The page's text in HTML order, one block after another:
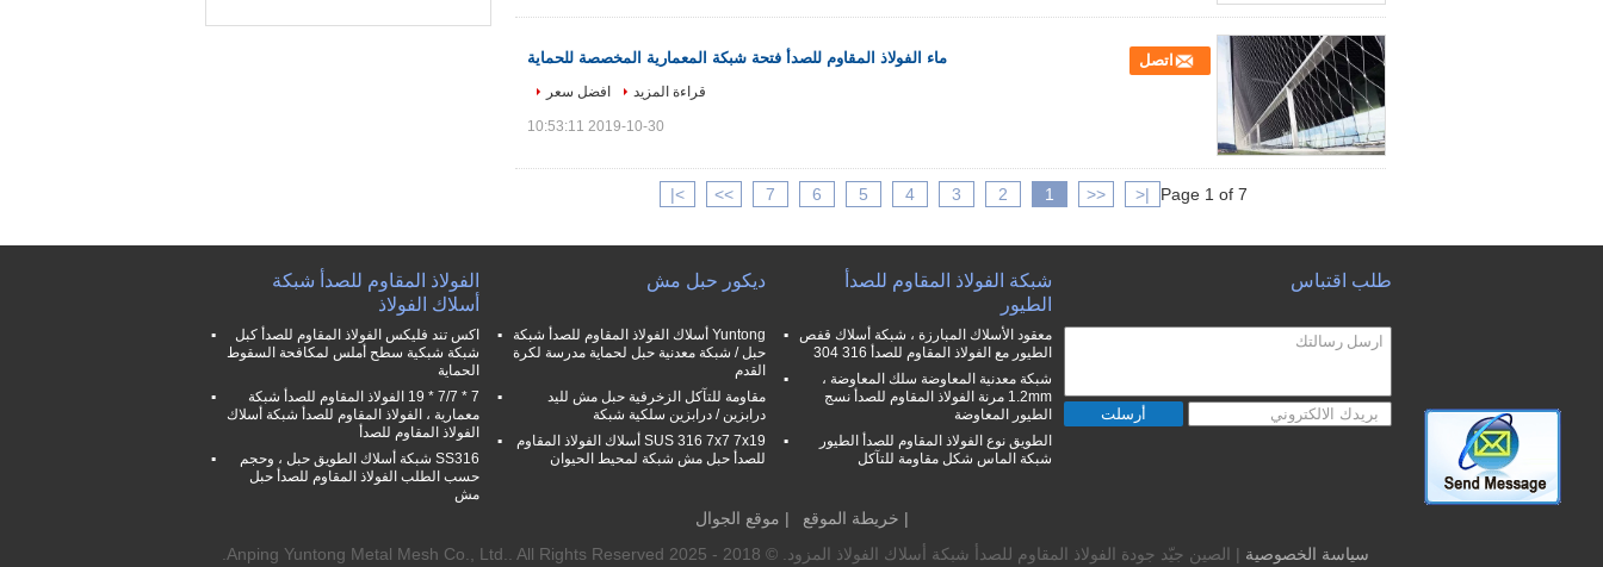
ماء الفولاذ المقاوم للصدأ فتحة شبكة المعمارية المخصصة للحماية اتصل
قراءة المزيد افضل سعر
2019-10-30 10:53:11
Page 1 of 7
|<
<<
1
2
3
4
5
6
7
>>
>|
الفولاذ المقاوم للصدأ شبكة
أسلاك الفولاذ
اكس تند فليكس الفولاذ المقاوم للصدأ كبل
شبكة شبكية سطح أملس لمكافحة السقوط
الحماية
7 * 7/7 * 19 الفولاذ المقاوم للصدأ شبكة
معمارية ، الفولاذ المقاوم للصدأ شبكة أسلاك
الفولاذ المقاوم للصدأ
SS316 شبكة أسلاك الطويق حبل ، وحجم
حسب الطلب الفولاذ المقاوم للصدأ حبل
مش
ديكور حبل مش
Yuntong أسلاك الفولاذ المقاوم للصدأ شبكة
حبل / شبكة معدنية حبل لحماية مدرسة لكرة
القدم
مقاومة للتآكل الزخرفية حبل مش لليد
درابزين / درابزين سلكية شبكة
SUS 316 7x7 7x19 أسلاك الفولاذ المقاوم
للصدأ حبل مش شبكة لمحيط الحيوان
شبكة الفولاذ المقاوم للصدأ
الطيور
معقود الأسلاك المبارزة ، شبكة أسلاك قفص
الطيور مع الفولاذ المقاوم للصدأ 316 304
شبكة معدنية المعاوضة سلك المعاوضة ،
1.2mm مرنة الفولاذ المقاوم للصدأ نسج
الطيور المعاوضة
الطويق نوع الفولاذ المقاوم للصدأ الطيور
شبكة الماس شكل مقاومة للتآكل
طلب اقتباس
أرسلت
| خريطة الموقع
| موقع الجوال
سياسة الخصوصية | الصين جيّد جودة الفولاذ المقاوم للصدأ شبكة أسلاك الفولاذ المزود. © 2018 - 2025 Anping Yuntong Metal Mesh Co., Ltd.. All Rights Reserved.